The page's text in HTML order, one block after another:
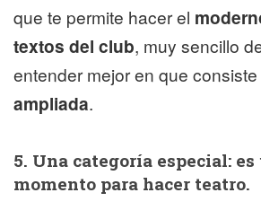
que te permite hacer el
textos del club, muy sencillo
entender mejor en que
ampliada.
5. Una categoría especial:
momento para hacer teatro.